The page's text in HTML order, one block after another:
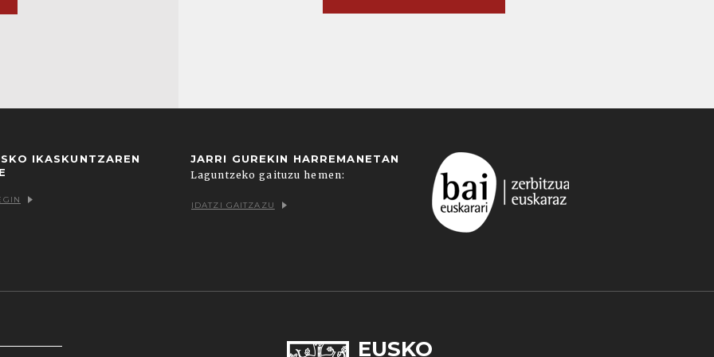
IKASKUNTZAREN
JARRI GUREKIN HARREMANETAN
Laguntzeko gaituzu hemen:
IDATZI GAITZAZU
EUSKO